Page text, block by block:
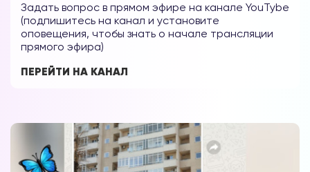
Задать вопрос в прямом эфире на канале YouTybe
(подпишитесь на канал и установите
оповещения, чтобы знать о начале трансляции
прямого эфира)
ПЕРЕЙТИ НА КАНАЛ